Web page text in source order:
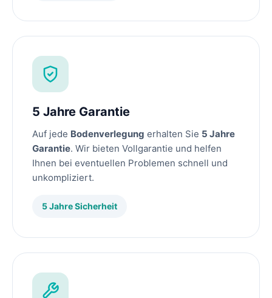
5 Jahre Garantie
Auf jede Bodenverlegung erhalten Sie 5 Jahre
Garantie. Wir bieten Vollgarantie und helfen
Ihnen bei eventuellen Problemen schnell und
unkompliziert.
5 Jahre Sicherheit